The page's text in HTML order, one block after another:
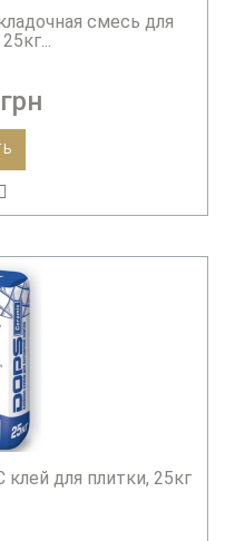
смесь для
для плитки, 25кг